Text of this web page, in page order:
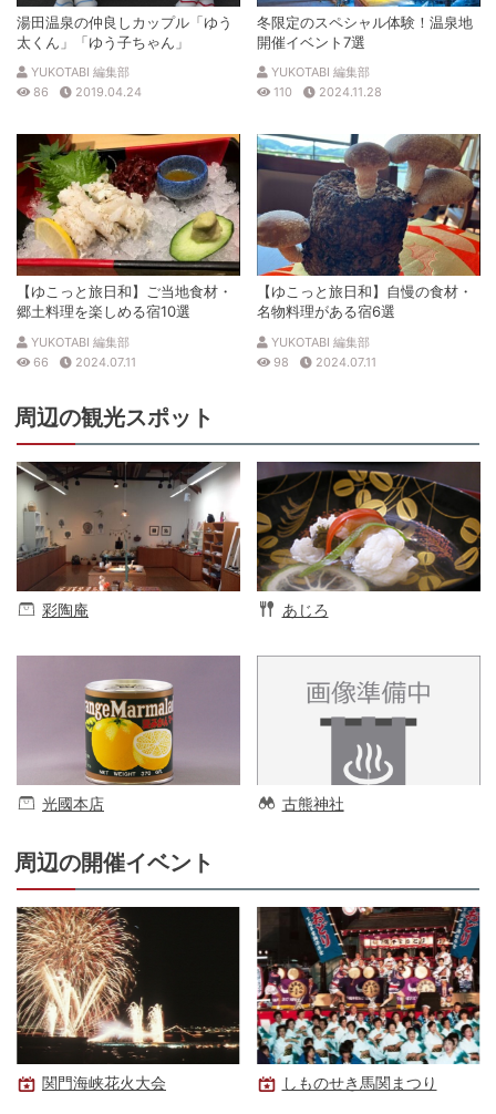
湯田温泉の仲良しカップル「ゆう
太くん」「ゆう子ちゃん」
YUKOTABI 編集部
86
2019.04.24
冬限定のスペシャル体験！温泉地
開催イベント7選
YUKOTABI 編集部
110
2024.11.28
【ゆこっと旅日和】ご当地食材・
郷土料理を楽しめる宿10選
YUKOTABI 編集部
66
2024.07.11
【ゆこっと旅日和】自慢の食材・
名物料理がある宿6選
YUKOTABI 編集部
98
2024.07.11
周辺の観光スポット
彩陶庵 あじろ
光國本店 古熊神社
周辺の開催イベント
関門海峡花火大会 しものせき馬関まつり